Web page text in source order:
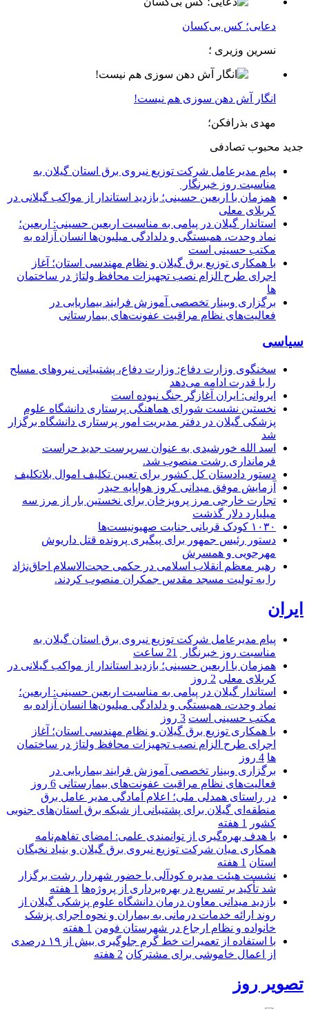
دعایی؛ کس بی‌کسان
نسرین وزیری ؛
انگار آش دهن سوزی هم نیست!
مهدی بذرافکن؛
جدید محبوب تصادفی
پیام مدیرعامل شركت توزیع نیروی برق استان گیلان به
مناسبت روز خبرنگار ‌
همزمان با اربعین حسینی؛ بازدید استاندار از مواکب گیلانی در
کربلای معلی
استاندار گیلان در پیامی به مناسبت اربعین حسینی: اربعین؛
نماد وحدت، همبستگی و دلدادگی میلیون‌ها انسان آزاده به
مکتب حسینی است
با همکاری توزیع برق گیلان و نظام مهندسی استان؛ آغاز
اجرای طرح الزام نصب تجهیزات محافظ ولتاژ در ساختمان
ها
برگزاری وبینار تخصصی آموزش فرایند بیماریابی در
فعالیت‌های نظام مراقبت عفونت‌های بیمارستانی
سیاسی
سخنگوی وزارت دفاع: وزارت دفاع، پشتیبانی نیرو‌های مسلح
را با قدرت ادامه می‌دهد
ایروانی: ایران آغازگر جنگ نبوده است
نخستین نشست شورای هماهنگی پرستاری دانشگاه علوم
پزشکی گیلان در دفتر مدیریت امور پرستاری دانشگاه برگزار
شد
اسد الله خورشیدی به عنوان سرپرست جدید حراست
فرمانداری رشت منصوب شد.
دستور دادستان کل کشور برای تعیین تکلیف اموال بلاتکلیف
آزمایش موفق میدانی کروز هواپایه حیدر
تجارت خارجی مرز پرویزخان برای نخستین بار از مرز سه
میلیارد دلار گذشت
۱۰۳۰ کودک قربانی جنایت صهیونیست‌ها
دستور رئیس جمهور برای پیگیری پرونده قتل داریوش
مهرجویی و همسرش
رهبر معظم انقلاب اسلامی در حکمی حجت‌الاسلام اجاق‌نژاد
را به تولیت مسجد مقدس جمکران منصوب کردند.
ایران
پیام مدیرعامل شركت توزیع نیروی برق استان گیلان به
مناسبت روز خبرنگار ‌
21 ساعت
همزمان با اربعین حسینی؛ بازدید استاندار از مواکب گیلانی در
کربلای معلی 2 روز
استاندار گیلان در پیامی به مناسبت اربعین حسینی: اربعین؛
نماد وحدت، همبستگی و دلدادگی میلیون‌ها انسان آزاده به
مکتب حسینی است 3 روز
با همکاری توزیع برق گیلان و نظام مهندسی استان؛ آغاز
اجرای طرح الزام نصب تجهیزات محافظ ولتاژ در ساختمان
ها 4 روز
برگزاری وبینار تخصصی آموزش فرایند بیماریابی در
فعالیت‌های نظام مراقبت عفونت‌های بیمارستانی 6 روز
در راستای همدلی ملی؛ اعلام آمادگی مدیر عامل برق
منطقه‌ای گیلان برای پشتیبانی از شبكه برق استان‌های جنوبی
كشور
1 هفته
با هدف بهره‌گیری از توانمندی علمی: امضای تفاهم‌نامه
همكاری میان شركت توزیع نیروی برق گیلان و بنیاد نخبگان
استان 1 هفته
نشست هیئت مدیره کودآلی با حضور شهردار رشت برگزار
شد تأکید بر تسریع در بهره‌برداری از پروژه‌ها 1 هفته
بازدید میدانی معاون درمان دانشگاه علوم پزشکی گیلان از
روند ارائه خدمات درمانی به بیماران و نحوه اجرای پزشک
خانواده و نظام ارجاع در شهرستان فومن 1 هفته
با استفاده از تعمیرات خط گرم جلوگیری بیش از ۱۹ درصدی
از اعمال خاموشی برای مشتركان 2 هفته
تصویر روز